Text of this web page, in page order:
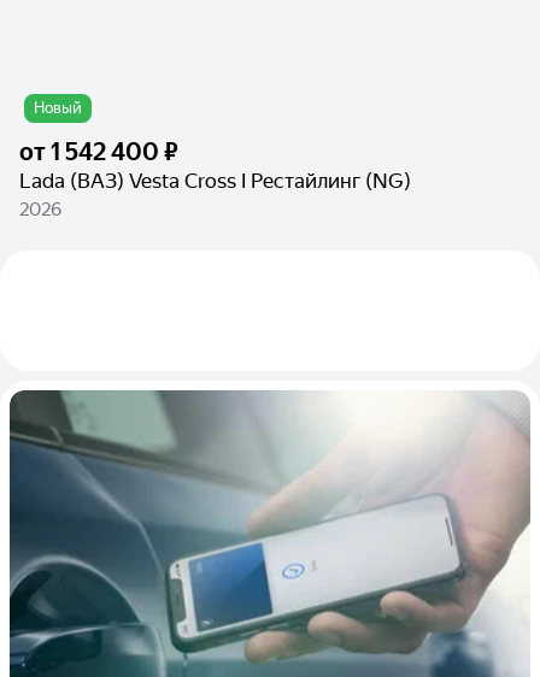
Новый
от1 542 400 ₽
Lada (ВАЗ) Vesta Cross I Рестайлинг (NG)
2026